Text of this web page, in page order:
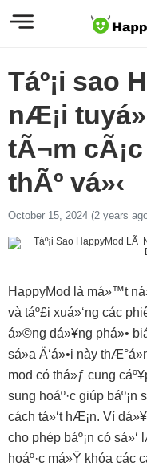
Táº¡i sao
nÆ¡i
tÃ¬m
thÃº vá»‹
October 15, 2024 (2 years
HappyMod là má»™t
và táº£i xuá»‘ng các
á»©ng dá»¥ng phá»•
sá»­a Ä‘á»•i này
mod có thá»ƒ cung
sung hoáº·c giúp
cách tá»‘t hÆ¡n. Ví
cho phép báº¡n có sá»‘
hoáº·c má»Ÿ khóa các